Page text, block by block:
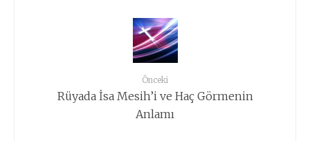
Önceki
Rüyada İsa Mesih’i ve Haç Görmenin
Anlamı